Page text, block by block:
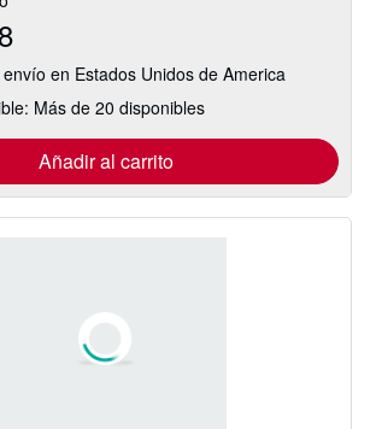
en Estados Unidos de America
Más de 20 disponibles
Añadir al carrito